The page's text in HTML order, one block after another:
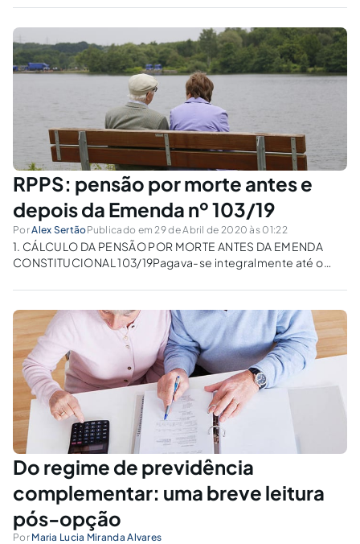
RPPS: pensão por morte antes e
depois da Emenda nº 103/19
PorAlex SertãoPublicado em 29 de Abril de 2020 às 01:22
1. CÁLCULO DA PENSÃO POR MORTE ANTES DA EMENDA
CONSTITUCIONAL 103/19Pagava-se integralmente até o
Servidor público federal aposentado com proventos de R$
10.000,00, falece deixando esposa e 4 filhos menores de...
Do regime de previdência
complementar: uma breve leitura
pós-opção
Por Maria Lucia Miranda Alvares